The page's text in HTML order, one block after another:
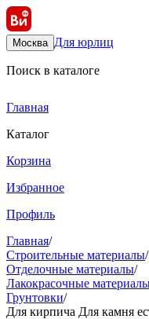
Москва Для юрлиц
Поиск в каталоге
Главная
Каталог
Корзина
Избранное
Профиль
Главная/
Строительные материалы/
Отделочные материалы/
Лакокрасочные
Грунтовки/
Для кирпича Для камня